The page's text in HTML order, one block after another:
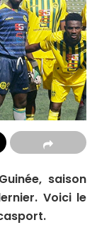
saison
Voici le